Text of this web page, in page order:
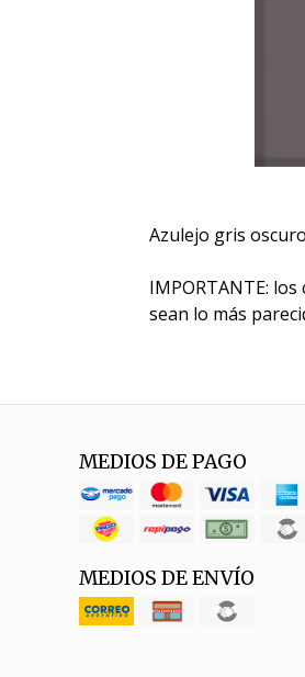
Azulejo gris
IMPORTANTE:
sean lo más
MEDIOS DE PAGO
MEDIOS DE ENVÍO